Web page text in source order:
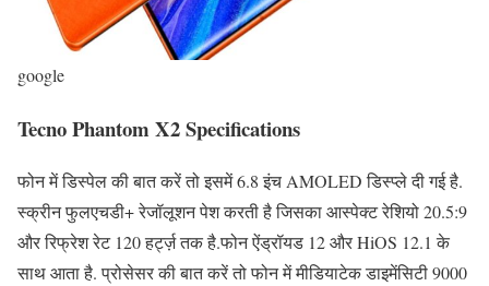
google
Tecno Phantom X2 Specifications
फोन में डिस्पेल की बात करें तो इसमें 6.8 इंच AMOLED डिस्प्ले दी गई है.
स्क्रीन फुलएचडी+ रेजॉलूशन पेश करती है जिसका आस्पेक्ट रेशियो 20.5:9
और रिफ्रेश रेट 120 हर्ट्ज़ तक है.फोन ऐंड्रॉयड 12 और HiOS 12.1 के
साथ आता है. प्रोसेसर की बात करें तो फोन में मीडियाटेक डाइमेंसिटी 9000